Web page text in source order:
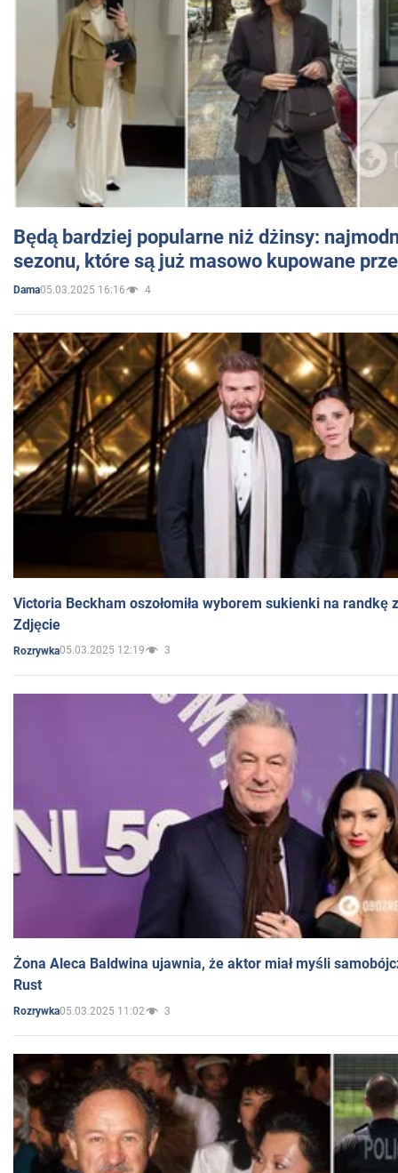
Będą bardziej popularne niż dżinsy:
sezonu, które są już masowo kupowane
Dama05.03.2025 16:16 4
Victoria Beckham oszołomiła wyborem sukienki na randkę
Zdjęcie
Rozrywka05.03.2025 12:19 3
Żona Aleca Baldwina ujawnia, że aktor miał myśli
Rust
Rozrywka05.03.2025 11:02 3